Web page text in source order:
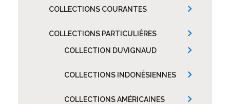
COLLECTIONS COURANTES
COLLECTIONS PARTICULIÈRES
COLLECTION DUVIGNAUD
COLLECTIONS INDONÉSIENNES
COLLECTIONS AMÉRICAINES